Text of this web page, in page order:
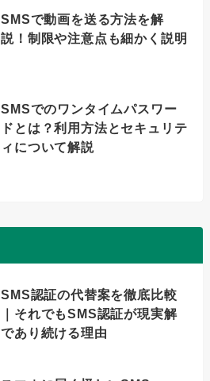
SMSで動画を送る方法を解
説！制限や注意点も細かく説明
SMSでのワンタイムパスワー
ドとは？利用方法とセキュリテ
ィについて解説
SMS認証の代替案を徹底比較
｜それでもSMS認証が現実解
であり続ける理由